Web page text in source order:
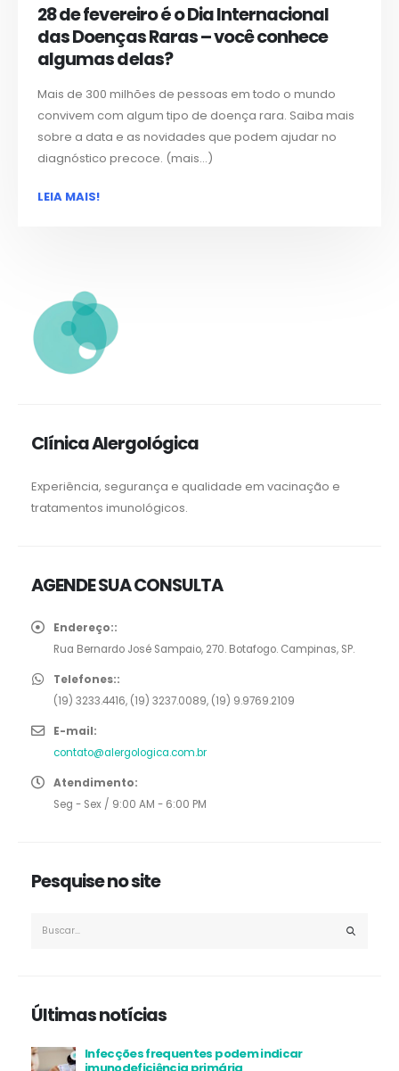
28 de fevereiro é o Dia Internacional
das Doenças Raras – você conhece
algumas delas?
Mais de 300 milhões de pessoas em todo o mundo
convivem com algum tipo de doença rara. Saiba mais
sobre a data e as novidades que podem ajudar no
diagnóstico precoce. (mais…)
LEIA MAIS!
Clínica Alergológica
Experiência, segurança e qualidade em vacinação e
tratamentos imunológicos.
AGENDE SUA CONSULTA
Endereço::
Rua Bernardo José Sampaio, 270. Botafogo. Campinas, SP.
Telefones::
(19) 3233.4416, (19) 3237.0089, (19) 9.9769.2109
E-mail:
contato@alergologica.com.br
Atendimento:
Seg - Sex / 9:00 AM - 6:00 PM
Pesquise no site
Últimas notícias
Infecções frequentes podem indicar